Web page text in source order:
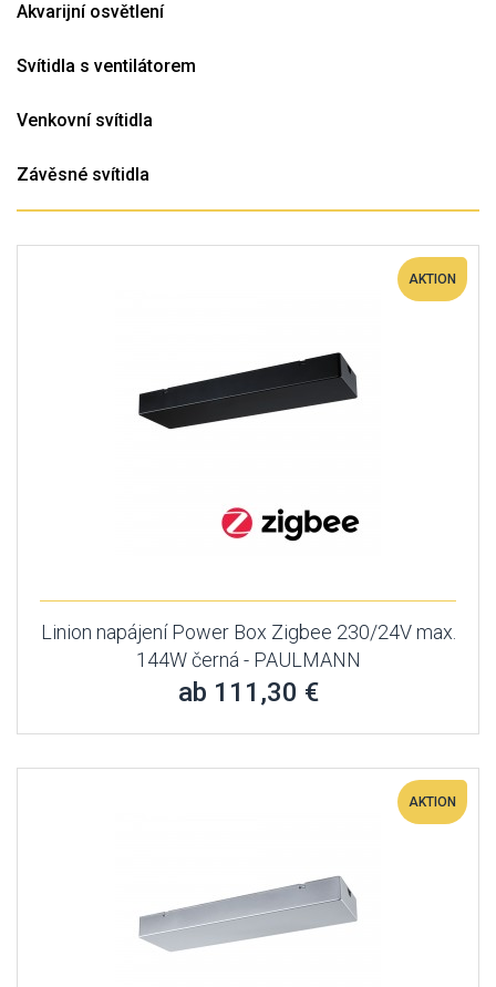
Akvarijní osvětlení
Svítidla s ventilátorem
Venkovní svítidla
Závěsné svítidla
AKTION
Linion napájení Power Box Zigbee 230/24V max.
144W černá - PAULMANN
ab 111,30 €
AKTION